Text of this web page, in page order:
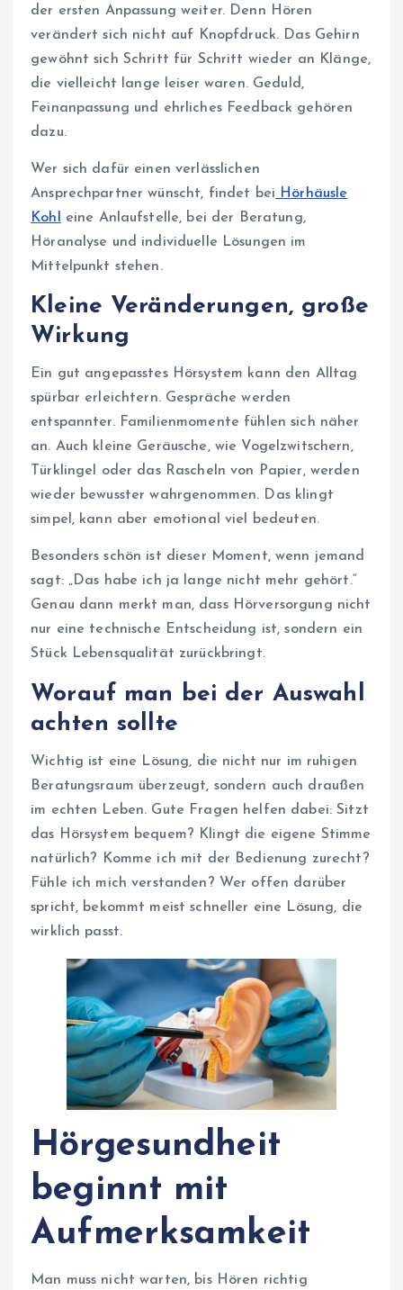
der ersten Anpassung weiter. Denn Hören
verändert sich nicht auf Knopfdruck. Das Gehirn
gewöhnt sich Schritt für Schritt wieder an Klänge,
die vielleicht lange leiser waren. Geduld,
Feinanpassung und ehrliches Feedback gehören
dazu.
Wer sich dafür einen verlässlichen
Ansprechpartner wünscht, findet bei Hörhäusle
Kohl
eine Anlaufstelle, bei der Beratung,
Höranalyse und individuelle Lösungen im
Mittelpunkt stehen.
Kleine Veränderungen, große
Wirkung
Ein gut angepasstes Hörsystem kann den Alltag
spürbar erleichtern. Gespräche werden
entspannter. Familienmomente fühlen sich näher
an. Auch kleine Geräusche, wie Vogelzwitschern,
Türklingel oder das Rascheln von Papier, werden
wieder bewusster wahrgenommen. Das klingt
simpel, kann aber emotional viel bedeuten.
Besonders schön ist dieser Moment, wenn jemand
sagt: „Das habe ich ja lange nicht mehr gehört.“
Genau dann merkt man, dass Hörversorgung nicht
nur eine technische Entscheidung ist, sondern ein
Stück Lebensqualität zurückbringt.
Worauf man bei der Auswahl
achten sollte
Wichtig ist eine Lösung, die nicht nur im ruhigen
Beratungsraum überzeugt, sondern auch draußen
im echten Leben. Gute Fragen helfen dabei: Sitzt
das Hörsystem bequem? Klingt die eigene Stimme
natürlich? Komme ich mit der Bedienung zurecht?
Fühle ich mich verstanden? Wer offen darüber
spricht, bekommt meist schneller eine Lösung, die
wirklich passt.
Hörgesundheit
beginnt mit
Aufmerksamkeit
Man muss nicht warten, bis Hören richtig